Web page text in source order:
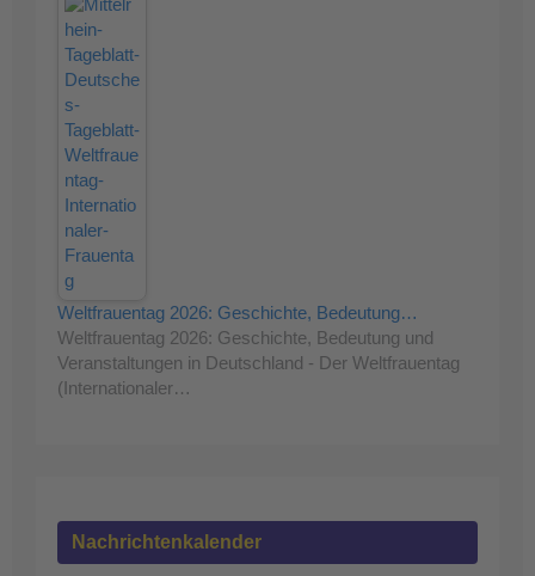
Weltfrauentag 2026: Geschichte, Bedeutung…
Weltfrauentag 2026: Geschichte, Bedeutung und
Veranstaltungen in Deutschland - Der Weltfrauentag
(Internationaler…
Nachrichtenkalender